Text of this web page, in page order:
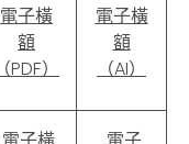
電子橫
額
（PDF）
電子橫
額
（AI）